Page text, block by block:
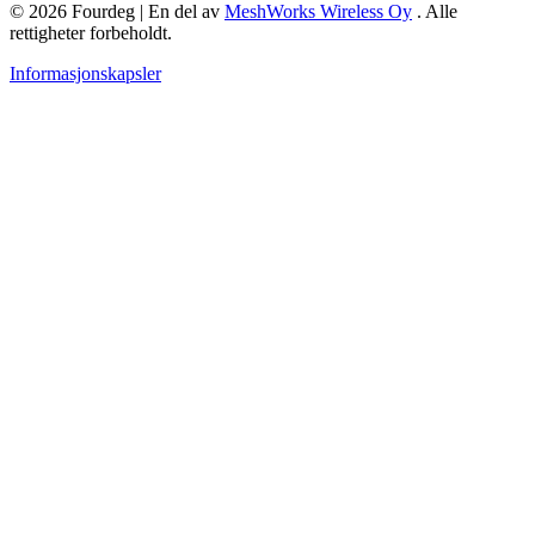
© 2026 Fourdeg | En del av MeshWorks Wireless Oy . Alle
rettigheter forbeholdt.
Informasjonskapsler